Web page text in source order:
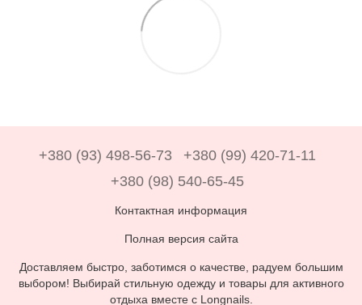
+380 (93) 498-56-73
+380 (99) 420-71-11
+380 (98) 540-65-45
Контактная информация
Полная версия сайта
Доставляем быстро, заботимся о качестве, радуем большим
выбором! Выбирай стильную одежду и товары для активного
отдыха вместе с Longnails.